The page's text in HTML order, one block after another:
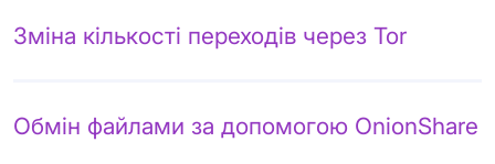
Зміна кількості переходів через Tor
Обмін файлами за допомогою OnionShare